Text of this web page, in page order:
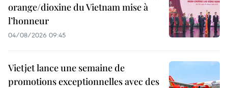
orange/dioxine du Vietnam mise à
l’honneur
04/08/2026 09:45
Vietjet lance une semaine de
promotions exceptionnelles avec des